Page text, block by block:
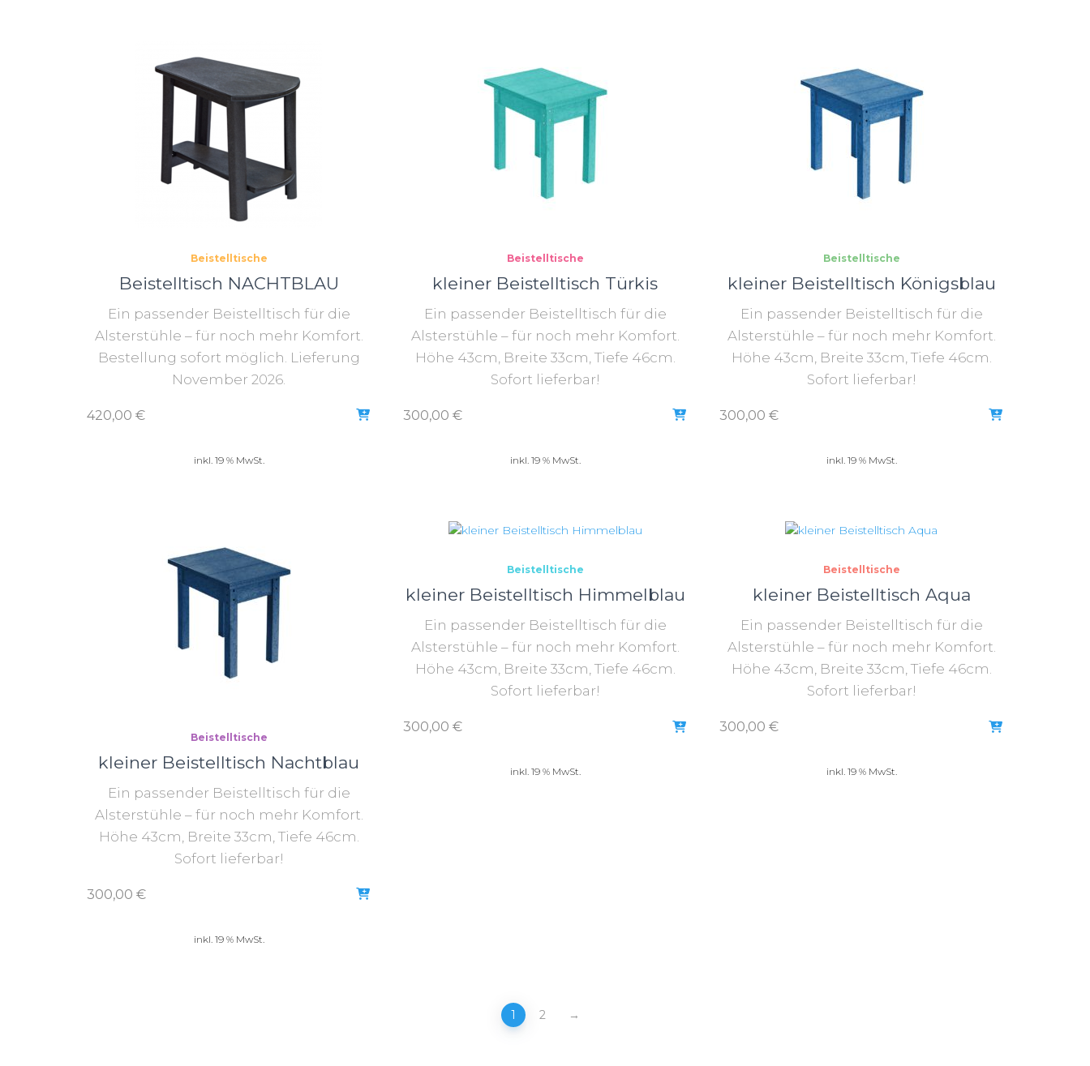
Beistelltische
Beistelltisch NACHTBLAU
Ein passender Beistelltisch für die
Alsterstühle – für noch mehr Komfort.
Bestellung sofort möglich. Lieferung
November 2026.
420,00 €
inkl. 19 % MwSt.
Beistelltische
kleiner Beistelltisch Türkis
Ein passender Beistelltisch für die
Alsterstühle – für noch mehr Komfort.
Höhe 43cm, Breite 33cm, Tiefe 46cm.
Sofort lieferbar!
300,00 €
inkl. 19 % MwSt.
Beistelltische
kleiner Beistelltisch Königsblau
Ein passender Beistelltisch für die
Alsterstühle – für noch mehr Komfort.
Höhe 43cm, Breite 33cm, Tiefe 46cm.
Sofort lieferbar!
300,00 €
inkl. 19 % MwSt.
Beistelltische
kleiner Beistelltisch Nachtblau
Ein passender Beistelltisch für die
Alsterstühle – für noch mehr Komfort.
Höhe 43cm, Breite 33cm, Tiefe 46cm.
Sofort lieferbar!
300,00 €
inkl. 19 % MwSt.
Beistelltische
kleiner Beistelltisch Himmelblau
Ein passender Beistelltisch für die
Alsterstühle – für noch mehr Komfort.
Höhe 43cm, Breite 33cm, Tiefe 46cm.
Sofort lieferbar!
300,00 €
inkl. 19 % MwSt.
Beistelltische
kleiner Beistelltisch Aqua
Ein passender Beistelltisch für die
Alsterstühle – für noch mehr Komfort.
Höhe 43cm, Breite 33cm, Tiefe 46cm.
Sofort lieferbar!
300,00 €
inkl. 19 % MwSt.
1 2 →